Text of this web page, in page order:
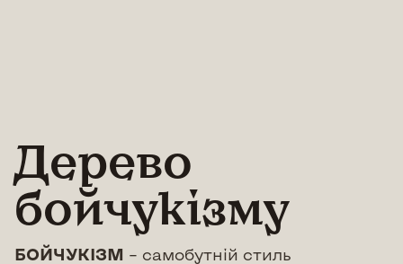
Дерево
бойчукізму
БОЙЧУКІЗМ – самобутній стиль